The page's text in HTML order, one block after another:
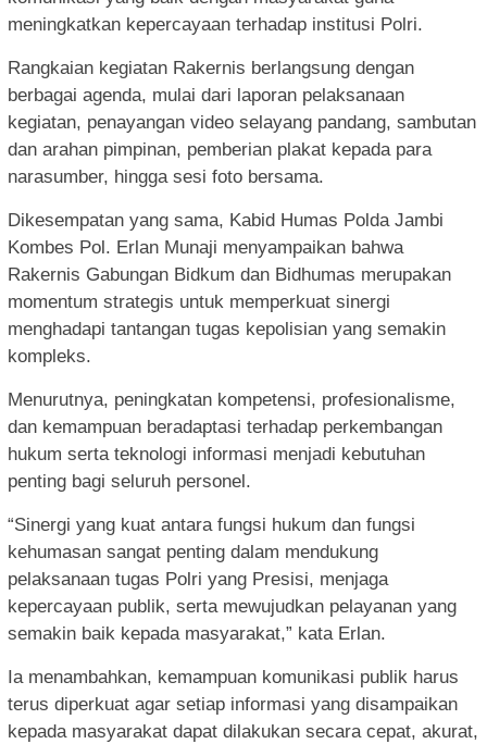
meningkatkan kepercayaan terhadap institusi Polri.
Rangkaian kegiatan Rakernis berlangsung dengan
berbagai agenda, mulai dari laporan pelaksanaan
kegiatan, penayangan video selayang pandang, sambutan
dan arahan pimpinan, pemberian plakat kepada para
narasumber, hingga sesi foto bersama.
Dikesempatan yang sama, Kabid Humas Polda Jambi
Kombes Pol. Erlan Munaji menyampaikan bahwa
Rakernis Gabungan Bidkum dan Bidhumas merupakan
momentum strategis untuk memperkuat sinergi
menghadapi tantangan tugas kepolisian yang semakin
kompleks.
Menurutnya, peningkatan kompetensi, profesionalisme,
dan kemampuan beradaptasi terhadap perkembangan
hukum serta teknologi informasi menjadi kebutuhan
penting bagi seluruh personel.
“Sinergi yang kuat antara fungsi hukum dan fungsi
kehumasan sangat penting dalam mendukung
pelaksanaan tugas Polri yang Presisi, menjaga
kepercayaan publik, serta mewujudkan pelayanan yang
semakin baik kepada masyarakat,” kata Erlan.
Ia menambahkan, kemampuan komunikasi publik harus
terus diperkuat agar setiap informasi yang disampaikan
kepada masyarakat dapat dilakukan secara cepat, akurat,